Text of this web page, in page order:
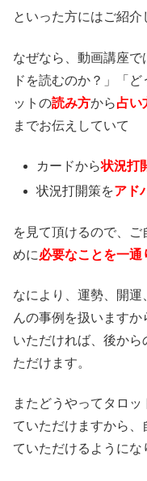
といった方にはご紹介
なぜなら、動画講座
ドを読むのか？」「
ットの読み方から占い
までお伝えしていて
カードから状況打
状況打開策をアド
を見て頂けるので、
めに必要なことを一通
なにより、運勢、開運
んの事例を扱います
いただければ、後から
ただけます。
またどうやってタロ
ていただけますから
ていただけるようにな